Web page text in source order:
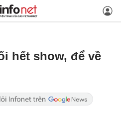
hết show, để về